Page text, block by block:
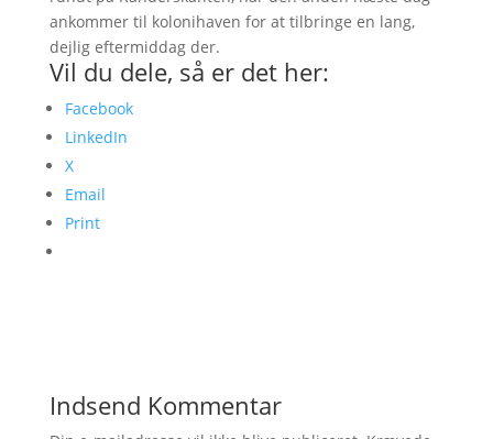
ankommer til kolonihaven for at tilbringe en lang,
dejlig eftermiddag der.
Vil du dele, så er det her:
Facebook
LinkedIn
X
Email
Print
Indsend Kommentar